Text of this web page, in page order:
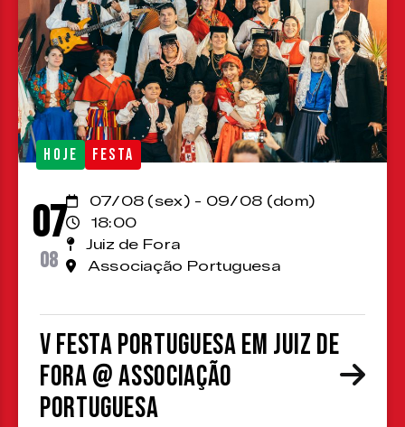
HOJE FESTA
07
08
07/08 (sex) - 09/08 (dom)
18:00
Juiz de Fora
Associação Portuguesa
V Festa Portuguesa em Juiz de
Fora @ Associação
Portuguesa